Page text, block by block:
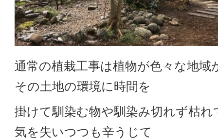
通常の植栽工事は植物が色々な地域
その土地の環境に時間を
掛けて馴染む物や馴染み切れず枯
気を失いつつも辛うじて